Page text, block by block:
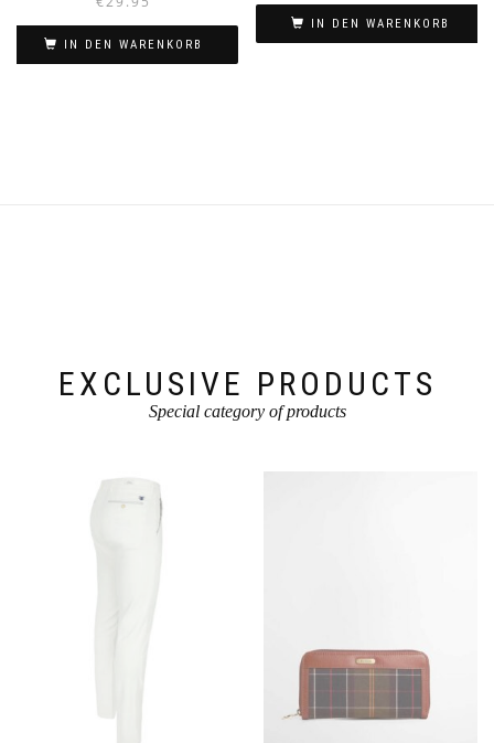
IN DEN WARENKORB
IN DEN WARENKORB
EXCLUSIVE PRODUCTS
Special category of products